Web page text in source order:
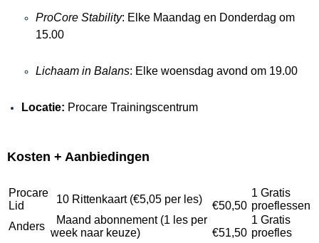
ProCore Stability: Elke Maandag en Donderdag om
15.00
Lichaam in Balans: Elke woensdag avond om 19.00
Locatie: Procare Trainingscentrum
Kosten + Aanbiedingen
Procare
Lid
10 Rittenkaart (€5,05 per les)
€50,50
1 Gratis
proeflessen
Anders
Maand abonnement (1 les per
week naar keuze)
€51,50
1 Gratis
proefles